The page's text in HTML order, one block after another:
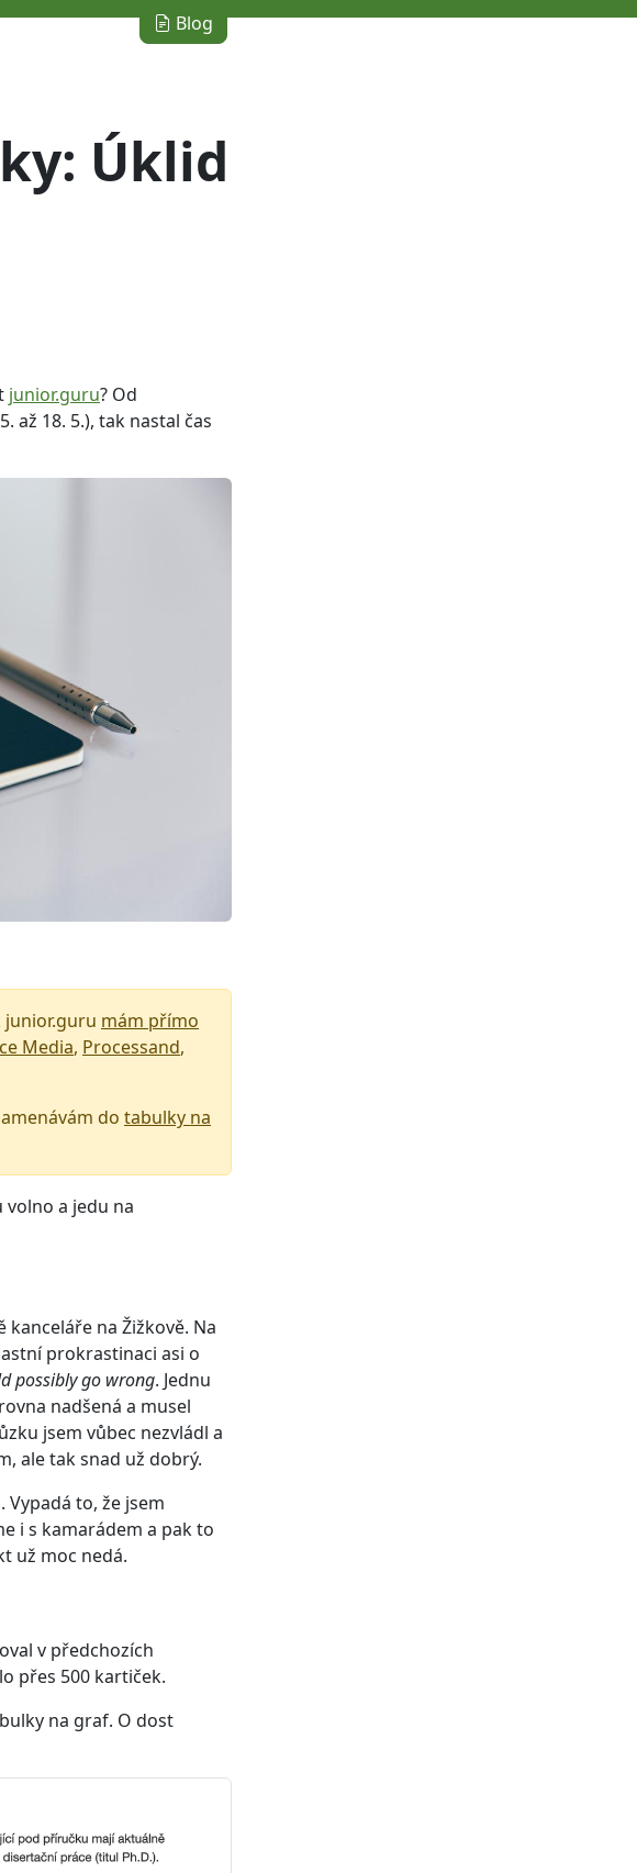
Blog
Úklid
junior.guru? Od
až 18. 5.), tak nastal čas
junior.guru mám přímo
Media, Processand,
do tabulky na
a jedu na
na Žižkově. Na
prokrastinaci asi o
possibly go wrong. Jednu
nadšená a musel
jsem vůbec nezvládl a
ale tak snad už dobrý.
Vypadá to, že jsem
i s kamarádem a pak to
už moc nedá.
v předchozích
přes 500 kartiček.
na graf. O dost